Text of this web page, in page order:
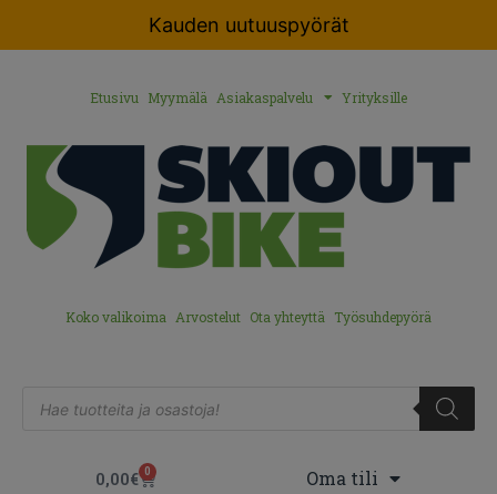
Kauden uutuuspyörät
Etusivu Myymälä Asiakaspalvelu Yrityksille
Koko valikoima Arvostelut Ota yhteyttä Työsuhdepyörä
0,00€ 0 Oma tili